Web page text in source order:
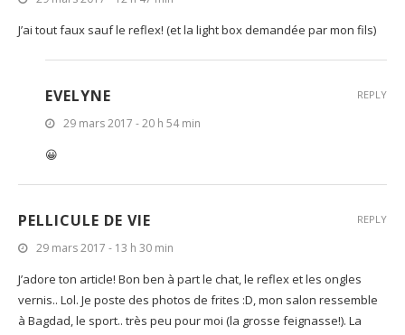
J’ai tout faux sauf le reflex! (et la light box demandée par mon fils)
EVELYNE
29 mars 2017 - 20 h 54 min
😀
REPLY
PELLICULE DE VIE
29 mars 2017 - 13 h 30 min
J’adore ton article! Bon ben à part le chat, le reflex et les ongles
vernis.. Lol. Je poste des photos de frites :D, mon salon ressemble
à Bagdad, le sport.. très peu pour moi (la grosse feignasse!). La
REPLY